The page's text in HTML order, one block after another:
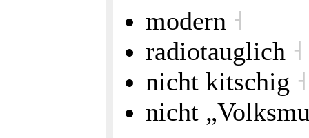
modern ˧
radiotauglich ˧
nicht kitschig ˧
nicht